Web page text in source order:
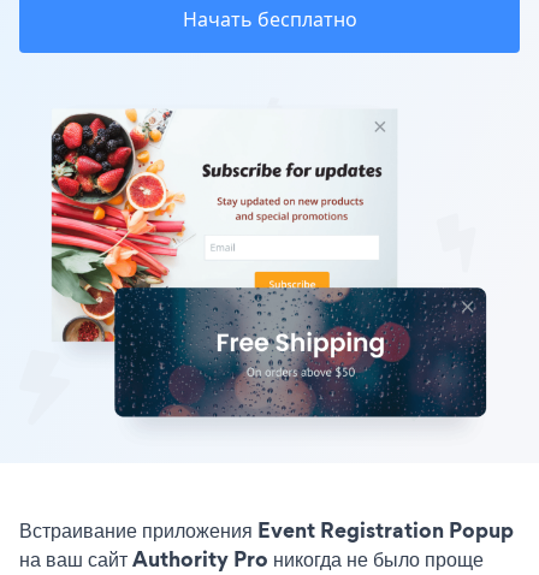
Начать бесплатно
Встраивание приложения Event Registration Popup
на ваш сайт Authority Pro никогда не было проще